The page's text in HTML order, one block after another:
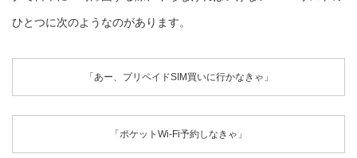
ひとつに次のようなのがあります。
「あー、プリペイドSIM買いに行かなきゃ」
「ポケットWi-Fi予約しなきゃ」